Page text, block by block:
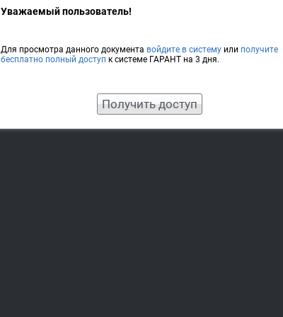
Уважаемый пользователь!
Для просмотра данного документа войдите в систему или получите
бесплатно полный доступ к системе ГАРАНТ на 3 дня.
Получить доступ